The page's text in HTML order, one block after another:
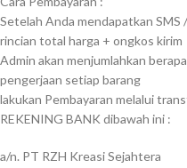
Setelah Anda mendapatkan
rincian total harga + ongkos kirim
Admin akan menjumlahkan
pengerjaan setiap barang
lakukan Pembayaran melalui
REKENING BANK dibawah ini :
a/n. PT RZH Kreasi Sejahtera